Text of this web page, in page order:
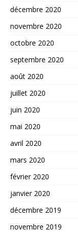
décembre 2020
novembre 2020
octobre 2020
septembre 2020
août 2020
juillet 2020
juin 2020
mai 2020
avril 2020
mars 2020
février 2020
janvier 2020
décembre 2019
novembre 2019